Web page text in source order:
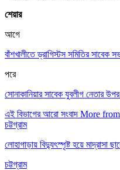
শেয়ার
আগে
বাঁশখালীতে ড্রাগিস্টস সমিতির সাবেক
পরে
সোনাকানিয়ার সাবেক যুবলীগ নেতার
এই বিভাগের আরো সংবাদ More
চট্টগ্রাম
লোহাগাড়ায় বিদ্যুৎস্পৃষ্ট হয়ে মাদ্রাসা
চট্টগ্রাম